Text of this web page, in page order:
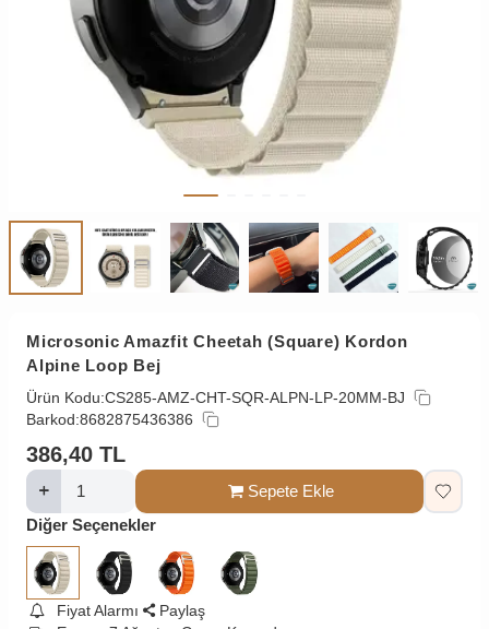
Microsonic Amazfit Cheetah (Square) Kordon
Alpine Loop Bej
Ürün Kodu:CS285-AMZ-CHT-SQR-ALPN-LP-20MM-BJ
Barkod:8682875436386
386,40 TL
Sepete Ekle
Diğer Seçenekler
Fiyat Alarmı
Paylaş